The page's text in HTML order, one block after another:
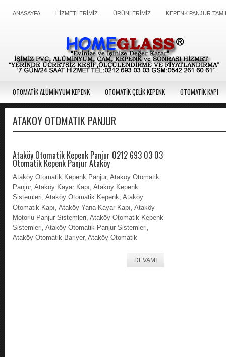
ANASAYFA HİZMETLERİMİZ ÜRÜNLERİMİZ KEPENK PANJUR
OTOMATİK ALÜMİNYUM KEPENK OTOMATİK ÇELİK KEPENK OTOMATİK KAPI
ATAKÖY OTOMATIK PANJUR
Ataköy Otomatik Kepenk Panjur 0212 693 03 03
Otomatik Kepenk Panjur Ataköy
Ataköy Otomatik Kepenk Panjur, Ataköy Otomatik
Panjur, Ataköy Kayar Kapı, Ataköy Kepenk
Sistemleri, Ataköy Otomatik Kepenk, Ataköy
Otomatik Kapı, Ataköy Yana Kayar Kapı, Ataköy
Motorlu Panjur Sistemleri, Ataköy Otomatik Kepenk
Sistemleri, Ataköy Otomatik Panjur Sistemleri,
Ataköy Otomatik Bariyer, Ataköy Otomatik
DEVAMI